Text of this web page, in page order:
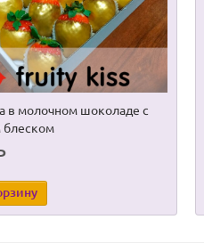
в молочном шоколаде с
блеском